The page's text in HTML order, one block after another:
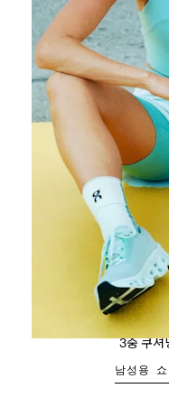
3중 쿠셔
남성용 쇼